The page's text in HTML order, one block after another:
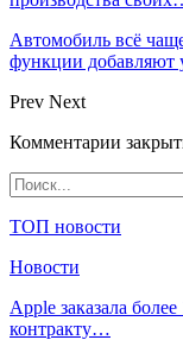
Автомобиль всё
функции добавляют
Prev Next
Комментарии
ТОП новости
Новости
Apple заказала
контракту…